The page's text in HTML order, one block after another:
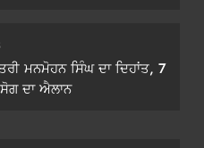
ਮਨਮੋਹਨ ਸਿੰਘ ਦਾ ਦਿਹਾਂਤ, 7
ਦਾ ਐਲਾਨ